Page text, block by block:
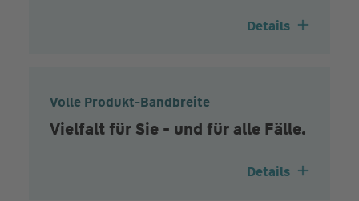
Details
Volle Produkt-Bandbreite
Vielfalt für Sie - und für alle Fälle.
Details